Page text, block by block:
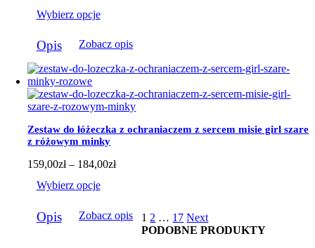
do
Wybierz opcje
produkt
ma
wiele
wariantów.
Opcje
można
wybrać
na
stronie
produktu
Opis Zobacz opis
Zestaw do łóżeczka z ochraniaczem z sercem misie girl szare
z różowym minky
159,00zł – 184,00złZakres
do
184,00zł
Wybierz opcje
produkt
Opis Zobacz opis 1 2 … 17 Next
PODOBNE PRODUKTY